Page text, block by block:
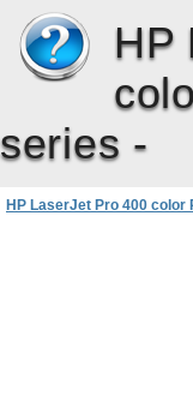
HP
series -
HP LaserJet Pro 400 color